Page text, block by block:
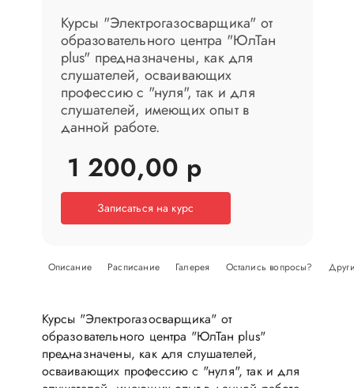
Курсы "Электрогазосварщика" от
образовательного центра "ЮлТан
plus" предназначены, как для
слушателей, осваивающих
профессию с "нуля", так и для
слушателей, имеющих опыт в
данной работе.
1 200,00 р
Записаться на курс
Описание Расписание Галерея Остались вопросы?
Курсы "Электрогазосварщика" от
образовательного центра "ЮлТан plus"
предназначены, как для слушателей,
осваивающих профессию с "нуля", так и для